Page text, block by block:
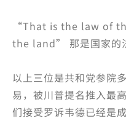
“That is the law of
the land” 那是国家的
以上三位是共和党参院
易，被川普提名推入最
们接受罗诉韦德已经是